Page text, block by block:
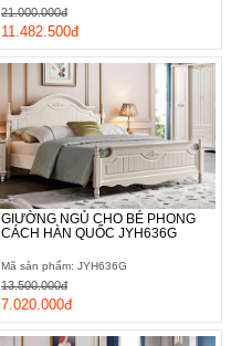
11.482.500đ
21.000.000đ
GIƯỜNG NGỦ CHO BÉ PHONG
CÁCH HÀN QUỐC JYH636G
Mã sản phẩm: JYH636G
7.020.000đ
13.500.000đ